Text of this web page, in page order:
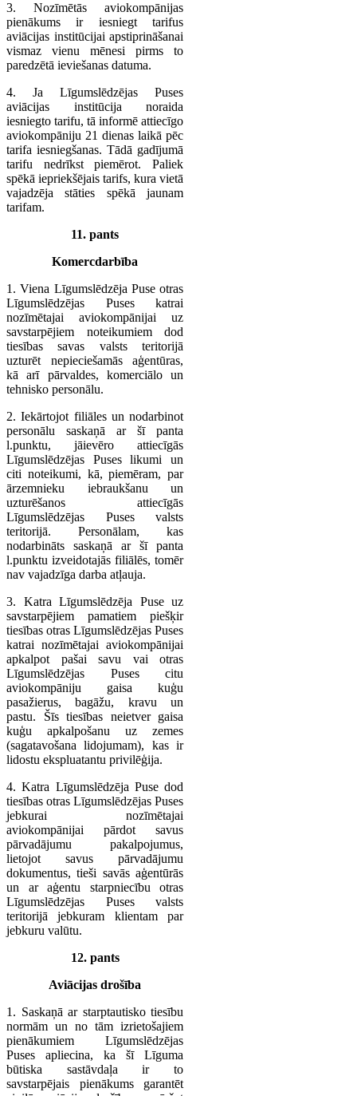
3. Nozīmētās aviokompānijas
pienākums ir iesniegt tarifus
aviācijas institūcijai apstiprināšanai
vismaz vienu mēnesi pirms to
paredzētā ieviešanas datuma.
4. Ja Līgumslēdzējas Puses
aviācijas institūcija noraida
iesniegto tarifu, tā informē attiecīgo
aviokompāniju 21 dienas laikā pēc
tarifa iesniegšanas. Tādā gadījumā
tarifu nedrīkst piemērot. Paliek
spēkā iepriekšējais tarifs, kura vietā
vajadzēja stāties spēkā jaunam
tarifam.
11. pants
Komercdarbība
1. Viena Līgumslēdzēja Puse otras
Līgumslēdzējas Puses katrai
nozīmētajai aviokompānijai uz
savstarpējiem noteikumiem dod
tiesības savas valsts teritorijā
uzturēt nepieciešamās aģentūras,
kā arī pārvaldes, komerciālo un
tehnisko personālu.
2. Iekārtojot filiāles un nodarbinot
personālu saskaņā ar šī panta
l.punktu, jāievēro attiecīgās
Līgumslēdzējas Puses likumi un
citi noteikumi, kā, piemēram, par
ārzemnieku iebraukšanu un
uzturēšanos attiecīgās
Līgumslēdzējas Puses valsts
teritorijā. Personālam, kas
nodarbināts saskaņā ar šī panta
l.punktu izveidotajās filiālēs, tomēr
nav vajadzīga darba atļauja.
3. Katra Līgumslēdzēja Puse uz
savstarpējiem pamatiem piešķir
tiesības otras Līgumslēdzējas Puses
katrai nozīmētajai aviokompānijai
apkalpot pašai savu vai otras
Līgumslēdzējas Puses citu
aviokompāniju gaisa kuģu
pasažierus, bagāžu, kravu un
pastu. Šīs tiesības neietver gaisa
kuģu apkalpošanu uz zemes
(sagatavošana lidojumam), kas ir
lidostu ekspluatantu privilēģija.
4. Katra Līgumslēdzēja Puse dod
tiesības otras Līgumslēdzējas Puses
jebkurai nozīmētajai
aviokompānijai pārdot savus
pārvadājumu pakalpojumus,
lietojot savus pārvadājumu
dokumentus, tieši savās aģentūrās
un ar aģentu starpniecību otras
Līgumslēdzējas Puses valsts
teritorijā jebkuram klientam par
jebkuru valūtu.
12. pants
Aviācijas drošība
1. Saskaņā ar starptautisko tiesību
normām un no tām izrietošajiem
pienākumiem Līgumslēdzējas
Puses apliecina, ka šī Līguma
būtiska sastāvdaļa ir to
savstarpējais pienākums garantēt